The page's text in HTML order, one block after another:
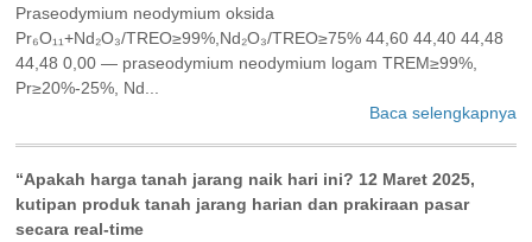
Praseodymium neodymium oksida
Pr₆O₁₁+Nd₂O₃/TREO≥99%,Nd₂O₃/TREO≥75% 44,60 44,40 44,48
44,48 0,00 — praseodymium neodymium logam TREM≥99%,
Pr≥20%-25%, Nd...
Baca selengkapnya
“Apakah harga tanah jarang naik hari ini? 12 Maret 2025,
kutipan produk tanah jarang harian dan prakiraan pasar
secara real-time